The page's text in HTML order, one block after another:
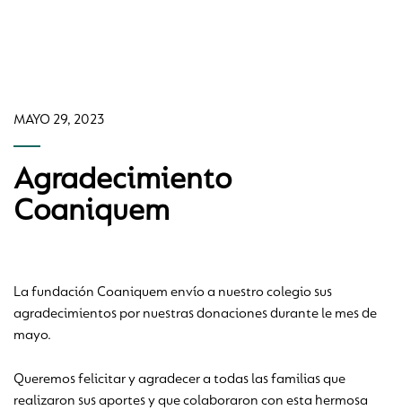
MAYO 29, 2023
Agradecimiento
Coaniquem
La fundación Coaniquem envío a nuestro colegio sus
agradecimientos por nuestras donaciones durante le mes de
mayo.
Queremos felicitar y agradecer a todas las familias que
realizaron sus aportes y que colaboraron con esta hermosa